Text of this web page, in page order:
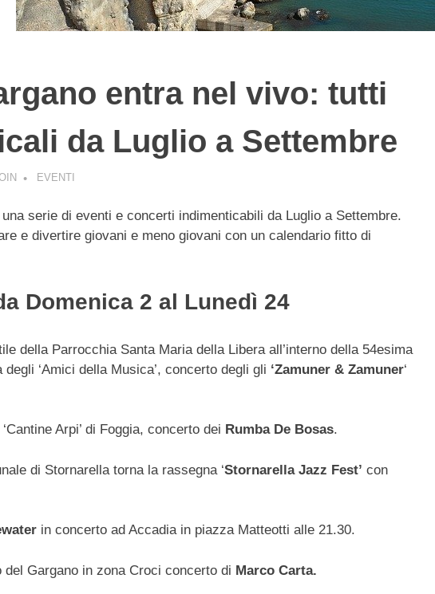
entra nel vivo: tutti
da Luglio a Settembre
EVENTI
serie di eventi e concerti indimenticabili da Luglio a Settembre.
e divertire giovani e meno giovani con un calendario fitto di
Domenica 2 al Lunedì 24
della Parrocchia Santa Maria della Libera all’interno della 54esima
‘Amici della Musica’, concerto degli gli ‘Zamuner & Zamuner‘
Arpi’ di Foggia, concerto dei Rumba De Bosas.
di Stornarella torna la rassegna ‘Stornarella Jazz Fest’ con
in concerto ad Accadia in piazza Matteotti alle 21.30.
Gargano in zona Croci concerto di Marco Carta.